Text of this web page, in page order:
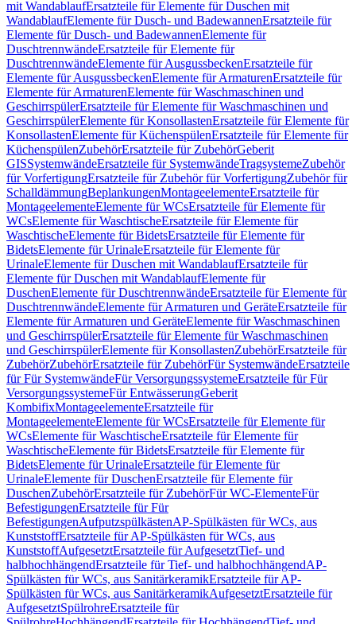
mit WandablaufErsatzteile für Elemente für Duschen mit
WandablaufElemente für Dusch- und BadewannenErsatzteile für
Elemente für Dusch- und BadewannenElemente für
DuschtrennwändeErsatzteile für Elemente für
DuschtrennwändeElemente für AusgussbeckenErsatzteile für
Elemente für AusgussbeckenElemente für ArmaturenErsatzteile für
Elemente für ArmaturenElemente für Waschmaschinen und
GeschirrspülerErsatzteile für Elemente für Waschmaschinen und
GeschirrspülerElemente für KonsollastenErsatzteile für Elemente für
KonsollastenElemente für KüchenspülenErsatzteile für Elemente für
KüchenspülenZubehörErsatzteile für ZubehörGeberit
GISSystemwändeErsatzteile für SystemwändeTragsystemeZubehör
für VorfertigungErsatzteile für Zubehör für VorfertigungZubehör für
SchalldämmungBeplankungenMontageelementeErsatzteile für
MontageelementeElemente für WCsErsatzteile für Elemente für
WCsElemente für WaschtischeErsatzteile für Elemente für
WaschtischeElemente für BidetsErsatzteile für Elemente für
BidetsElemente für UrinaleErsatzteile für Elemente für
UrinaleElemente für Duschen mit WandablaufErsatzteile für
Elemente für Duschen mit WandablaufElemente für
DuschenElemente für DuschtrennwändeErsatzteile für Elemente für
DuschtrennwändeElemente für Armaturen und GeräteErsatzteile für
Elemente für Armaturen und GeräteElemente für Waschmaschinen
und GeschirrspülerErsatzteile für Elemente für Waschmaschinen
und GeschirrspülerElemente für KonsollastenZubehörErsatzteile für
ZubehörZubehörErsatzteile für ZubehörFür SystemwändeErsatzteile
für Für SystemwändeFür VersorgungssystemeErsatzteile für Für
VersorgungssystemeFür EntwässerungGeberit
KombifixMontageelementeErsatzteile für
MontageelementeElemente für WCsErsatzteile für Elemente für
WCsElemente für WaschtischeErsatzteile für Elemente für
WaschtischeElemente für BidetsErsatzteile für Elemente für
BidetsElemente für UrinaleErsatzteile für Elemente für
UrinaleElemente für DuschenErsatzteile für Elemente für
DuschenZubehörErsatzteile für ZubehörFür WC-ElementeFür
BefestigungenErsatzteile für Für
BefestigungenAufputzspülkästenAP-Spülkästen für WCs, aus
KunststoffErsatzteile für AP-Spülkästen für WCs, aus
KunststoffAufgesetztErsatzteile für AufgesetztTief- und
halbhochhängendErsatzteile für Tief- und halbhochhängendAP-
Spülkästen für WCs, aus SanitärkeramikErsatzteile für AP-
Spülkästen für WCs, aus SanitärkeramikAufgesetztErsatzteile für
AufgesetztSpülrohreErsatzteile für